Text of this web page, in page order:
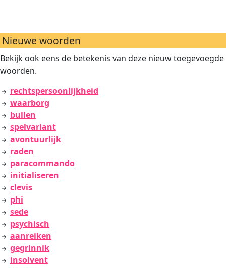
Nieuwe woorden
Bekijk ook eens de betekenis van deze nieuw toegevoegde
woorden.
rechtspersoonlijkheid
waarborg
bullen
spelvariant
avontuurlijk
raden
paracommando
initialiseren
clevis
phi
sede
psychisch
aanreiken
gegrinnik
insolvent